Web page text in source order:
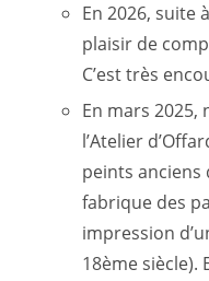
En 2026, suite
plaisir de
C’est très
En mars 2025,
l’Atelier
peints
fabrique des
impression
18ème siècle).